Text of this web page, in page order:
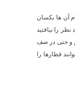
آن ها یکسان
را نیافتید
و حتی در صف
قطارها را